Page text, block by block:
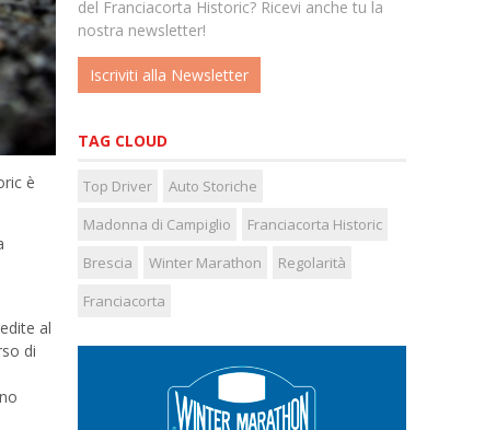
è
al
di
del Franciacorta Historic? Ricevi anche tu la
nostra newsletter!
Iscriviti alla Newsletter
TAG CLOUD
Top Driver
Auto Storiche
Madonna di Campiglio
Franciacorta Historic
Brescia
Winter Marathon
Regolarità
Franciacorta